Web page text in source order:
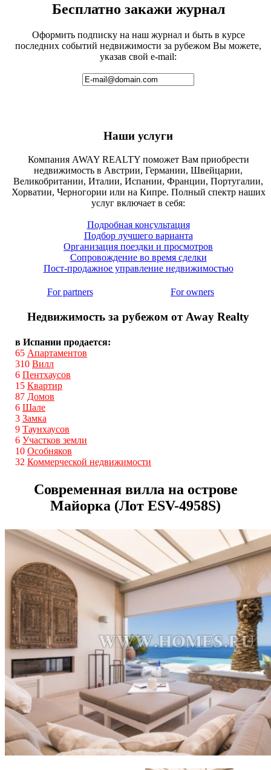
Бесплатно закажи журнал
Оформить подписку на наш журнал и быть в курсе
последних событий недвижимости за рубежом Вы можете,
указав свой e-mail:
Наши услуги
Компания AWAY REALTY поможет Вам приобрести
недвижимость в Австрии, Германии, Швейцарии,
Великобритании, Италии, Испании, Франции, Португалии,
Хорватии, Черногории или на Кипре. Полный спектр наших
услуг включает в себя:
Подробная консультация
Подбор лучшего варианта
Организация поездки и просмотров
Сопровождение во время сделки
Пост-продажное управление недвижимостью
For partners For owners
Недвижимость за рубежом от Away Realty
в Испании продается:
65 Апартаментов
310 Вилл
6 Пентхаусов
15 Квартир
87 Домов
6 Шале
3 Замка
9 Таунхаусов
6 Участков земли
10 Особняков
32 Коммерческой недвижимости
Современная вилла на острове
Майорка (Лот ESV-4958S)